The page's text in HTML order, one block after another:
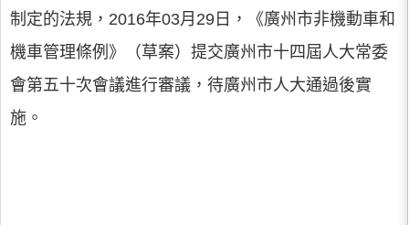
制定的法規，2016年03月29日，《廣州市非機動車和
機車管理條例》（草案）提交廣州市十四屆人大常委
會第五十次會議進行審議，待廣州市人大通過後實
施。